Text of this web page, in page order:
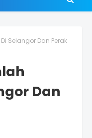
Selangor Dan Perak
Dan